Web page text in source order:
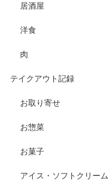
居酒屋
洋食
肉
テイクアウト記録
お取り寄せ
お惣菜
お菓子
アイス・ソフトクリーム